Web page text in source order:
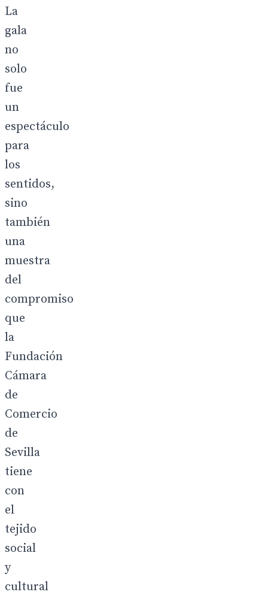
La
gala
no
solo
fue
un
espectáculo
para
los
sentidos,
sino
también
una
muestra
del
compromiso
que
la
Fundación
Cámara
de
Comercio
de
Sevilla
tiene
con
el
tejido
social
y
cultural